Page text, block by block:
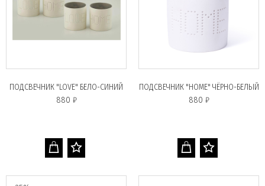
ПОДСВЕЧНИК "LOVE" БЕЛО-СИНИЙ
880 ₽
ПОДСВЕЧНИК "HOME" ЧЁРНО-БЕЛЫЙ
880 ₽